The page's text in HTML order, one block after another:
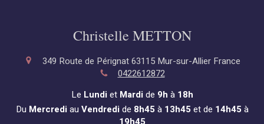
Christelle METTON
349 Route de Pérignat 63115 Mur-sur-Allier France
0422612872
Le Lundiet Mardide 9h à 18h
Du Mercrediau Vendredide 8h45 à 13h45 et de 14h45 à